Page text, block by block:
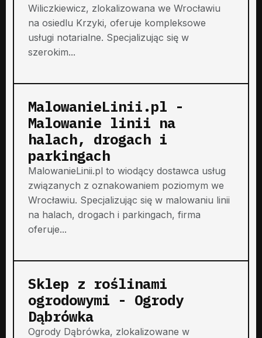
Wiliczkiewicz, zlokalizowana we Wrocławiu
na osiedlu Krzyki, oferuje kompleksowe
usługi notarialne. Specjalizując się w
szerokim...
MalowanieLinii.pl -
Malowanie linii na
halach, drogach i
parkingach
MalowanieLinii.pl to wiodący dostawca usług
związanych z oznakowaniem poziomym we
Wrocławiu. Specjalizując się w malowaniu linii
na halach, drogach i parkingach, firma
oferuje...
Sklep z roślinami
ogrodowymi - Ogrody
Dąbrówka
Ogrody Dąbrówka, zlokalizowane w